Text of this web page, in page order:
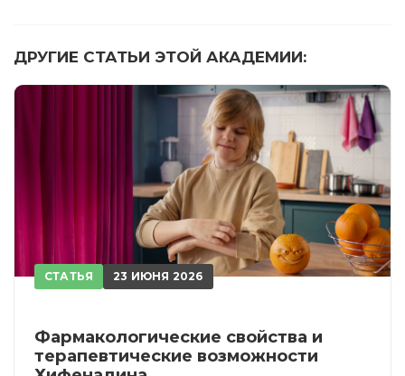
ДРУГИЕ СТАТЬИ ЭТОЙ АКАДЕМИИ:
СТАТЬЯ 23 ИЮНЯ 2026
Фармакологические свойства и
терапевтические возможности